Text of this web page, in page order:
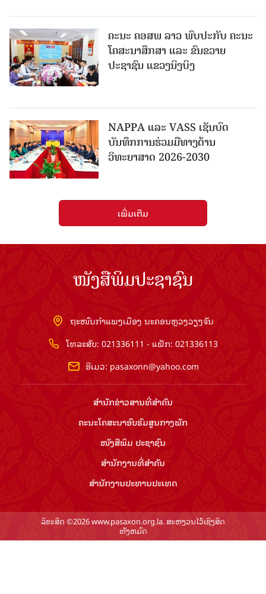
ຄະນະ ຄອສພ ລາວ ພົບປະກັບ ຄະນະ
ໂຄສະນາສຶກສາ ແລະ ຂົນຂວາຍ
ປະຊາຊົນ ແຂວງນິງບິງ
NAPPA ແລະ VASS ເຊັນບົດ
ບັນທຶກການຮ່ວມມືທາງດ້ານ
ວິທະຍາສາດ 2026-2030
ເພີ່ມເຕີມ
ໜັງສືພິມປະຊາຊົນ
ຖະໜົນກຳແພງເມືອງ ນະຄອນຫຼວງວຽງຈັນ
ໂທລະສັບ: 021336111 - ແຟັກ: 021336113
ອີເມວ: pasaxonn@yahoo.com
ສຳ​ນັກ​ຂ່າວ​ສານ​ທີ່​ສຳ​ຄັນ​
ຄະນະໂຄສະນາອົບຮົມ​ສູນ​ກາງ​ພັກ
ໜັງສືພິມ ປະ​ຊາ​ຊົນ
ສຳ​ນັກ​ງານ​ທີ່​ສຳ​ຄັນ
ສຳ​ນັກ​ງານ​ປະ​ທານ​ປະ​ເທດ
ລິຂະສິດ ©2026 www.pasaxon.org.la. ສະຫງວນໄວ້ເຊິງສິດ
ທັງຫມົດ